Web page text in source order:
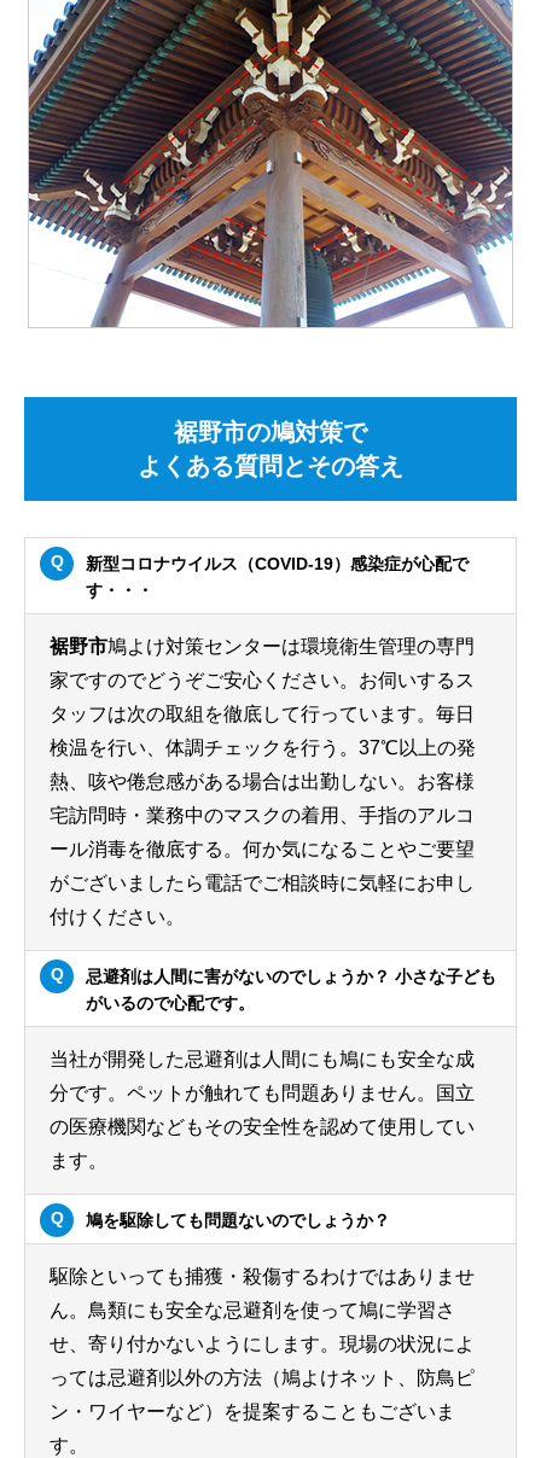
裾野市の鳩対策で
よくある質問とその答え
新型コロナウイルス（COVID-19）感染症が心配で
す・・・
裾野市鳩よけ対策センターは環境衛生管理の専門
家ですのでどうぞご安心ください。お伺いするス
タッフは次の取組を徹底して行っています。毎日
検温を行い、体調チェックを行う。37℃以上の発
熱、咳や倦怠感がある場合は出勤しない。お客様
宅訪問時・業務中のマスクの着用、手指のアルコ
ール消毒を徹底する。何か気になることやご要望
がございましたら電話でご相談時に気軽にお申し
付けください。
忌避剤は人間に害がないのでしょうか？ 小さな子ども
がいるので心配です。
当社が開発した忌避剤は人間にも鳩にも安全な成
分です。ペットが触れても問題ありません。国立
の医療機関などもその安全性を認めて使用してい
ます。
鳩を駆除しても問題ないのでしょうか？
駆除といっても捕獲・殺傷するわけではありませ
ん。鳥類にも安全な忌避剤を使って鳩に学習さ
せ、寄り付かないようにします。現場の状況によ
っては忌避剤以外の方法（鳩よけネット、防鳥ピ
ン・ワイヤーなど）を提案することもございま
す。